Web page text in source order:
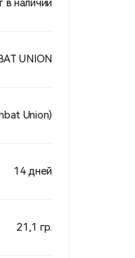
в наличии
UNION
Union)
14 дней
21,1 гр.